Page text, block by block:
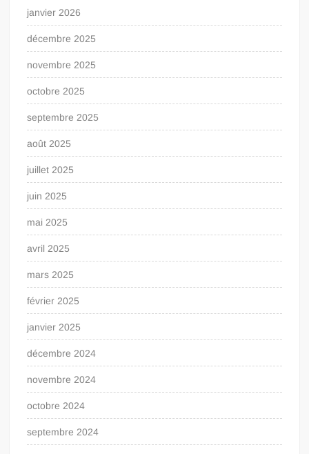
janvier 2026
décembre 2025
novembre 2025
octobre 2025
septembre 2025
août 2025
juillet 2025
juin 2025
mai 2025
avril 2025
mars 2025
février 2025
janvier 2025
décembre 2024
novembre 2024
octobre 2024
septembre 2024